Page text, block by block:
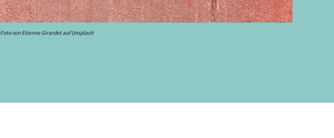
Foto von Etienne Girardet auf Unsplash